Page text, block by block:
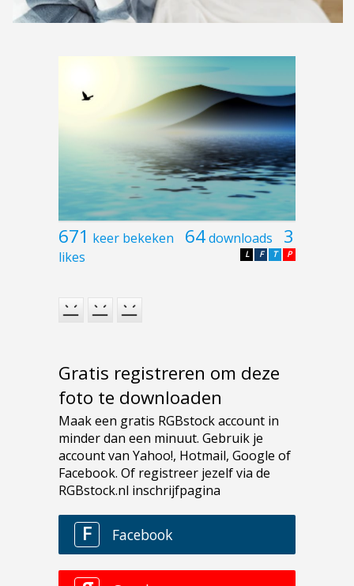
671 keer bekeken 64downloads 3
likes P
T
F
L
Gratis registreren om deze
foto te downloaden